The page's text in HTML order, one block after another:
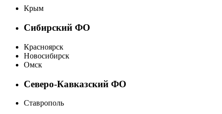
Крым
Сибирский ФО
Красноярск
Новосибирск
Омск
Северо-Кавказский ФО
Ставрополь